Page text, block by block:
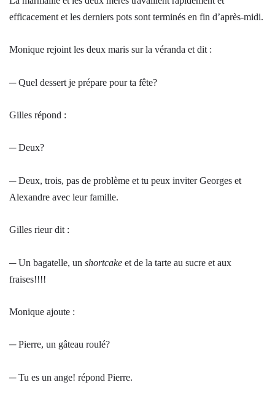
efficacement et les derniers pots sont terminés en fin d’après-midi.
Monique rejoint les deux maris sur la véranda et dit :
─ Quel dessert je prépare pour ta fête?
Gilles répond :
─ Deux?
─ Deux, trois, pas de problème et tu peux inviter Georges et
Alexandre avec leur famille.
Gilles rieur dit :
─ Un bagatelle, un shortcake et de la tarte au sucre et aux
fraises!!!!
Monique ajoute :
─ Pierre, un gâteau roulé?
─ Tu es un ange! répond Pierre.